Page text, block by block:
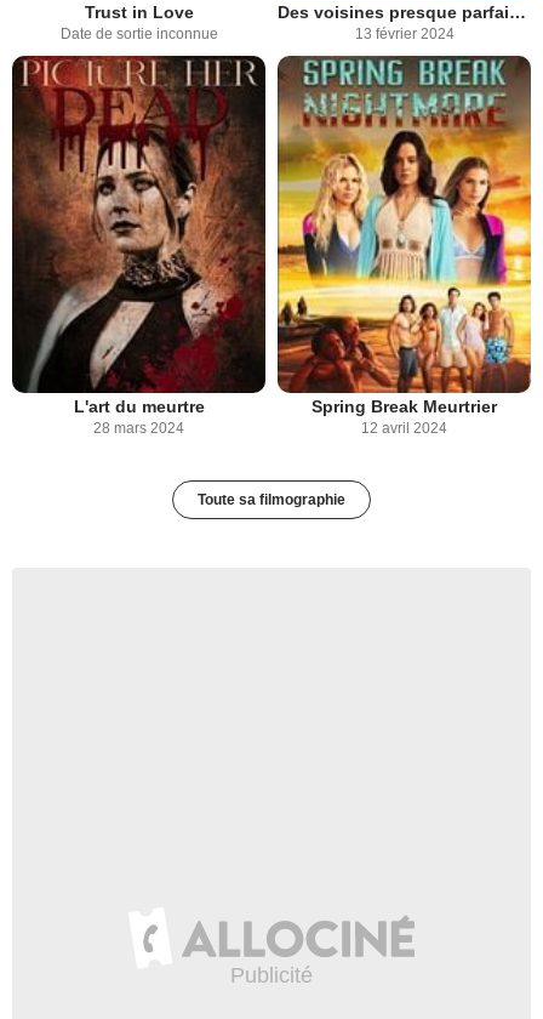
Trust in Love
Date de sortie inconnue
Des voisines presque parfaites
13 février 2024
L'art du meurtre
28 mars 2024
Spring Break Meurtrier
12 avril 2024
Toute sa filmographie